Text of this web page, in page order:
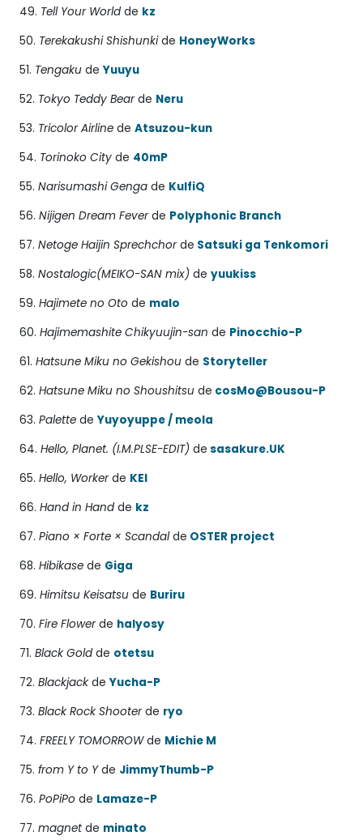
49. Tell Your Worldde kz
50. Terekakushi Shishunkide HoneyWorks
51. Tengaku de Yuuyu
52. Tokyo Teddy Bearde Neru
53. Tricolor Airline de Atsuzou-kun
54. Torinoko City de 40mP
55. Narisumashi Genga de KulfiQ
56. Nijigen Dream Feverde Polyphonic Branch
57. Netoge Haijin Sprechchorde Satsuki ga Tenkomori
58. Nostalogic(MEIKO-SAN mix) de yuukiss
59. Hajimete no Oto de malo
60. Hajimemashite Chikyuujin-san de Pinocchio-P
61. Hatsune Miku no Gekishou de Storyteller
62. Hatsune Miku no Shoushitsu de cosMo@Bousou-P
63. Palette de Yuyoyuppe / meola
64. Hello, Planet. (I.M.PLSE-EDIT) de sasakure.UK
65. Hello, Workerde KEI
66. Hand in Handde kz
67. Piano × Forte × Scandalde OSTER project
68. Hibikase de Giga
69. Himitsu Keisatsu de Buriru
70. Fire Flowerde halyosy
71. Black Goldde otetsu
72. Blackjackde Yucha-P
73. Black Rock Shooterde ryo
74. FREELY TOMORROWde Michie M
75. from Y to Yde JimmyThumb-P
76. PoPiPo de Lamaze-P
77. magnet de minato